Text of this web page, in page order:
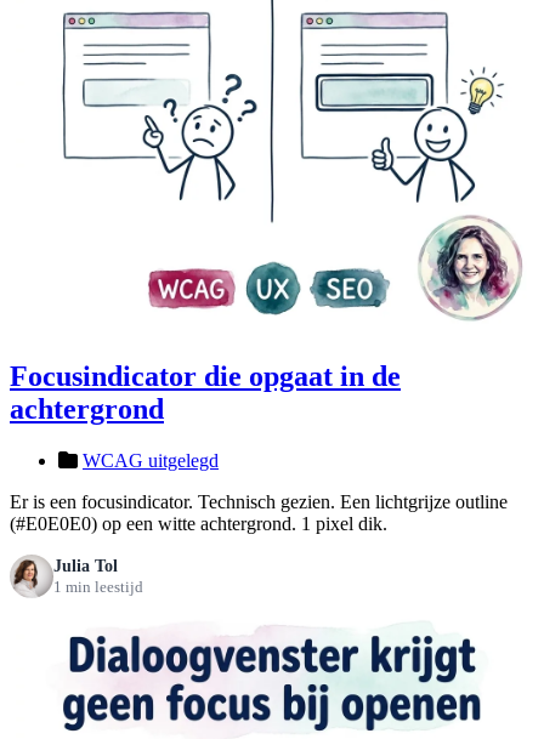
Focusindicator die opgaat in de
achtergrond
WCAG uitgelegd
Er is een focusindicator. Technisch gezien. Een lichtgrijze outline
(#E0E0E0) op een witte achtergrond. 1 pixel dik.
Julia Tol
1 min leestijd